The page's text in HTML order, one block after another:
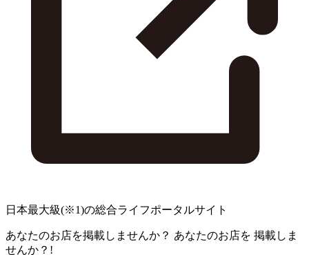
日本最大級(※1)の総合ライフポータルサイト
あなたのお店を掲載しませんか？ あなたのお店を 掲載しま
せんか？!